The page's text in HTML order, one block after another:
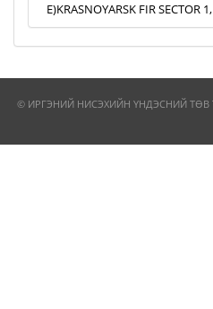
E)KRASNOYARSK FIR SECTOR
© ИРГЭНИЙ НИСЭХИЙН ҮНДЭСНИЙ ТӨВ